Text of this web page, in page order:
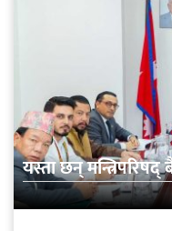
यस्ता छन्